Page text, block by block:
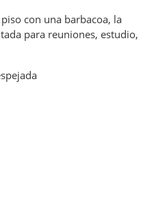
con una barbacoa, la
para reuniones, estudio,